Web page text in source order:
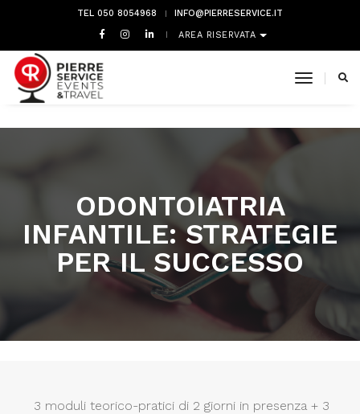
TEL 050 8054968 INFO@PIERRESERVICE.IT
AREA RISERVATA
toggle
ODONTOIATRIA
INFANTILE: STRATEGIE
PER IL SUCCESSO
3 moduli teorico-pratici di 2 giorni in presenza + 3